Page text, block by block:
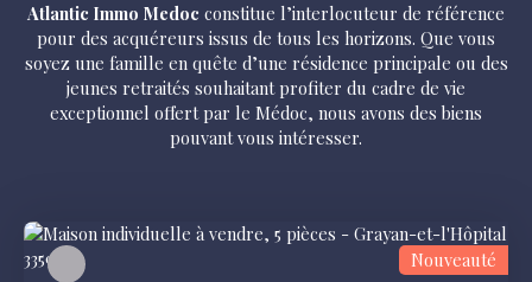
Atlantic Immo Medoc constitue l’interlocuteur de référence
pour des acquéreurs issus de tous les horizons. Que vous
soyez une famille en quête d’une résidence principale ou des
jeunes retraités souhaitant profiter du cadre de vie
exceptionnel offert par le Médoc, nous avons des biens
pouvant vous intéresser.
Nouveauté